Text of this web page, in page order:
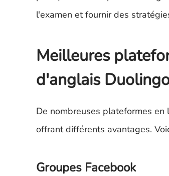
l'examen et fournir des
Meilleures
d'anglais
De nombreuses plateformes
offrant différents avantages.
Groupes Facebook